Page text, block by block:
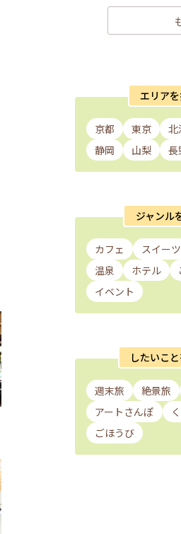
エリア
京都 東京 北
静岡
山梨 長
ジャンル
カフェ スイーツ
温泉
ホテル
イベント
したいこ
週末旅 絶景旅
アートさんぽ
ごほうび